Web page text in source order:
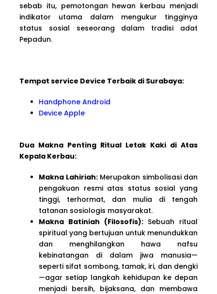
sebab itu, pemotongan hewan kerbau menjadi
indikator utama dalam mengukur tingginya
status sosial seseorang dalam tradisi adat
Pepadun.
Tempat service Device Terbaik di Surabaya:
Handphone Android
Device Apple
Dua Makna Penting Ritual Letak Kaki di Atas
Kepala Kerbau:
Makna Lahiriah:Merupakan simbolisasi dan
pengakuan resmi atas status sosial yang
tinggi, terhormat, dan mulia di tengah
tatanan sosiologis masyarakat.
Makna Batiniah (Filosofis):Sebuah ritual
spiritual yang bertujuan untuk menundukkan
dan menghilangkan hawa nafsu
kebinatangan di dalam jiwa manusia—
seperti sifat sombong, tamak, iri, dan dengki
—agar setiap langkah kehidupan ke depan
menjadi bersih, bijaksana, dan membawa